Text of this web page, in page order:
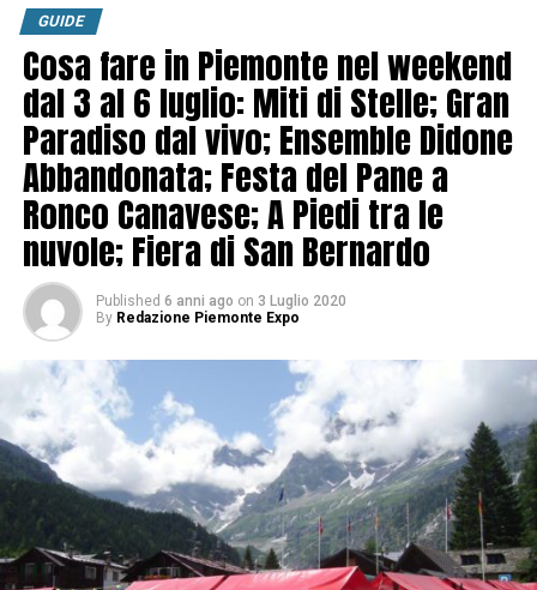
GUIDE
Cosa fare in Piemonte nel weekend
dal 3 al 6 luglio: Miti di Stelle; Gran
Paradiso dal vivo; Ensemble Didone
Abbandonata; Festa del Pane a
Ronco Canavese; A Piedi tra le
nuvole; Fiera di San Bernardo
Published 6 anni ago on 3 Luglio 2020
By Redazione Piemonte Expo